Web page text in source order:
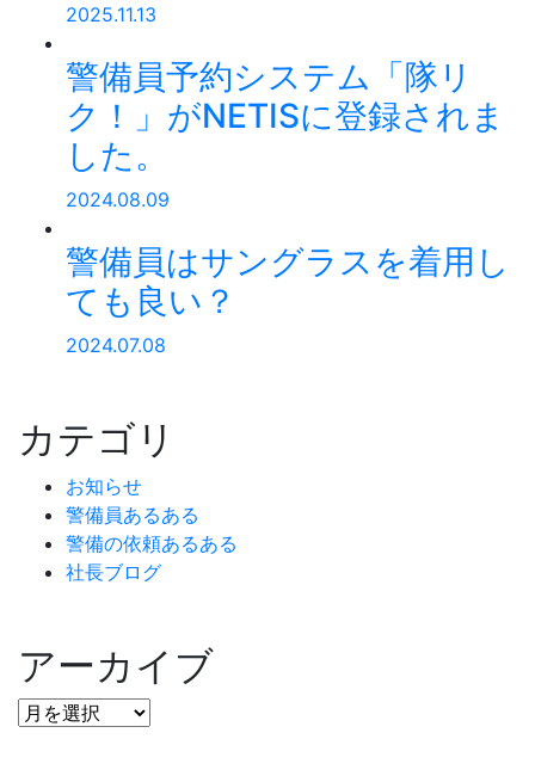
2025.11.13
警備員予約システム「隊リ
ク！」がNETISに登録されま
した。
2024.08.09
警備員はサングラスを着用し
ても良い？
2024.07.08
カテゴリ
お知らせ
警備員あるある
警備の依頼あるある
社長ブログ
アーカイブ